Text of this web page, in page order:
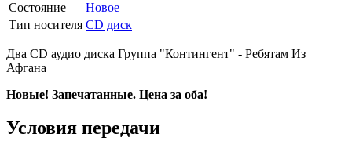
Состояние
Новое
Тип носителя CD диск
Два CD аудио диска Группа "Контингент" - Ребятам Из
Афгана
Новые! Запечатанные. Цена за оба!
Условия передачи